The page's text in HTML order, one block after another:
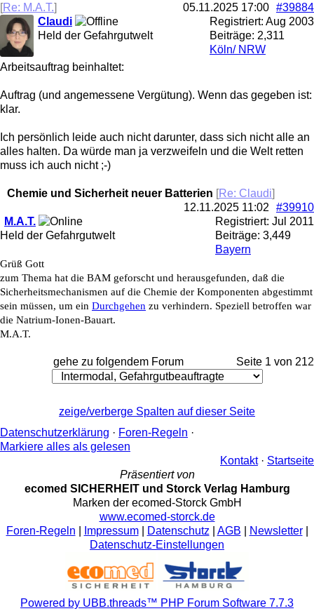
[Re: M.A.T.] #39884
05.11.2025 17:00
Registriert: Aug 2003
Beiträge: 2,311
Köln/ NRW
Claudi
Held der Gefahrgutwelt
Arbeitsauftrag beinhaltet:
Auftrag (und angemessene Vergütung). Wenn das gegeben ist:
klar.
Ich persönlich leide auch nicht darunter, dass sich nicht alle an
alles halten. Da würde man ja verzweifeln und die Welt retten
muss ich auch nicht ;-)
Chemie und Sicherheit neuer Batterien [Re: Claudi]
#39910
12.11.2025 11:02
Registriert: Jul 2011
Beiträge: 3,449
Bayern
M.A.T.
Held der Gefahrgutwelt
Grüß Gott
zum Thema hat die BAM geforscht und herausgefunden, daß die
Sicherheitsmechanismen auf die Chemie der Komponenten abgestimmt
sein müssen, um ein Durchgehen zu verhindern. Speziell betroffen war
die Natrium-Ionen-Bauart.
M.A.T.
Seite 1 von 212
gehe zu folgendem Forum
zeige/verberge Spalten auf dieser Seite
Datenschutzerklärung · Foren-Regeln ·
Markiere alles als gelesen
Kontakt· Startseite
Präsentiert von
ecomed SICHERHEIT und Storck Verlag Hamburg
Marken der ecomed-Storck GmbH
www.ecomed-storck.de
Foren-Regeln
Impressum| Datenschutz AGB Newsletter|
Datenschutz-Einstellungen
Powered by UBB.threads™ PHP Forum Software 7.7.3